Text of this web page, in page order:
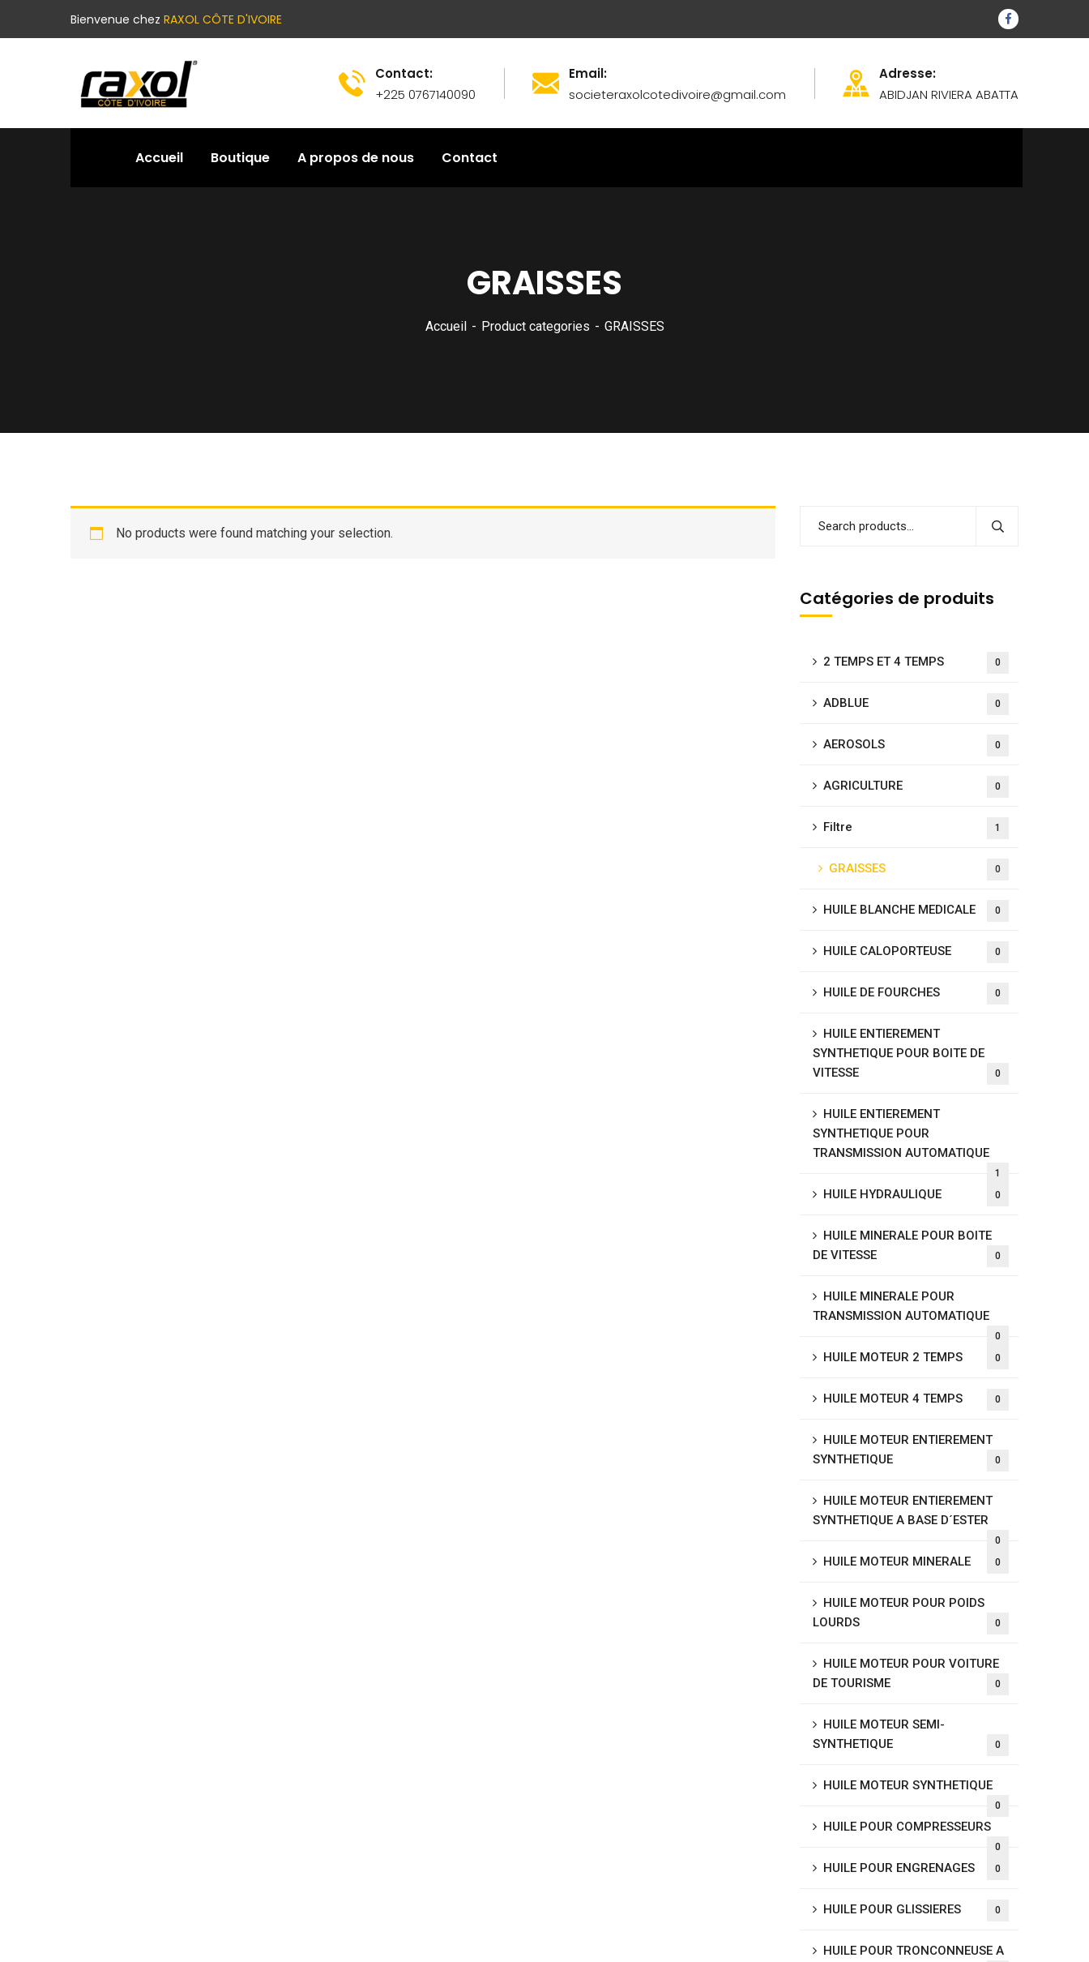
Bienvenue chez RAXOL CÔTE D'IVOIRE
Contact:
+225 0767140090
Email:
societeraxolcotedivoire@gmail.com
Adresse:
ABIDJAN RIVIERA ABATTA
Accueil Boutique A propos de nous Contact
GRAISSES
Accueil Product categories GRAISSES
No products were found matching your selection.
Catégories de produits
2 TEMPS ET 4 TEMPS 0
ADBLUE 0
AEROSOLS 0
AGRICULTURE 0
Filtre 1
GRAISSES 0
HUILE BLANCHE MEDICALE 0
HUILE CALOPORTEUSE 0
HUILE DE FOURCHES 0
HUILE ENTIEREMENT
SYNTHETIQUE POUR BOITE DE
VITESSE
0
HUILE ENTIEREMENT
SYNTHETIQUE POUR
TRANSMISSION AUTOMATIQUE
1
HUILE HYDRAULIQUE 0
HUILE MINERALE POUR BOITE
DE VITESSE
0
HUILE MINERALE POUR
TRANSMISSION AUTOMATIQUE
0
HUILE MOTEUR 2 TEMPS 0
HUILE MOTEUR 4 TEMPS 0
HUILE MOTEUR ENTIEREMENT
SYNTHETIQUE
0
HUILE MOTEUR ENTIEREMENT
SYNTHETIQUE A BASE D´ESTER
0
HUILE MOTEUR MINERALE 0
HUILE MOTEUR POUR POIDS
LOURDS
0
HUILE MOTEUR POUR VOITURE
DE TOURISME
0
HUILE MOTEUR SEMI-
SYNTHETIQUE
0
HUILE MOTEUR SYNTHETIQUE
0
HUILE POUR COMPRESSEURS
0
HUILE POUR ENGRENAGES 0
HUILE POUR GLISSIERES 0
HUILE POUR TRONCONNEUSE A